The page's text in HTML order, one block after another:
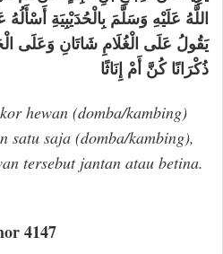
اللَّهُ عَلَيْهِ وَسَلَّمَ بِالْحُدَيْبِيَةِ
يَقُولُ عَلَى الْغُلَامِ شَاتَانِ وَعَلَى
ذُكْرَانًا كُنَّ أَمْ إِنَاثًا
hewan (domba/kambing)
satu saja (domba/kambing),
tersebut jantan atau betina.
4147